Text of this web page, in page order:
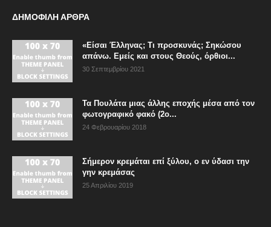
ΔΗΜΟΦΙΛΗ ΑΡΘΡΑ
«Είσαι Έλληνας; Τι προσκυνάς; Σηκώσου
απάνω. Εμείς και στους Θεούς, όρθιοι...
30 Σεπτεμβρίου 2021
Τα Πουλάτα μιας άλλης εποχής μέσα από τον
φωτογραφικό φακό (2ο...
24 Φεβρουαρίου 2018
Σήμερον κρεμάται επί ξύλου, ο εν ύδασι την
γην κρεμάσας
25 Απριλίου 2019